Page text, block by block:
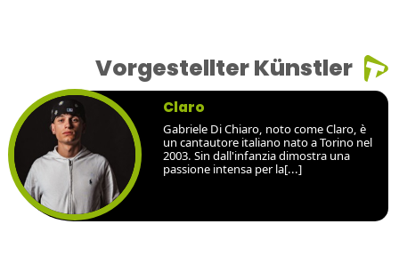
Vorgestellter Künstler
Claro
Gabriele Di Chiaro, noto come Claro, è
un cantautore italiano nato a Torino nel
2003. Sin dall'infanzia dimostra una
passione intensa per la[...]